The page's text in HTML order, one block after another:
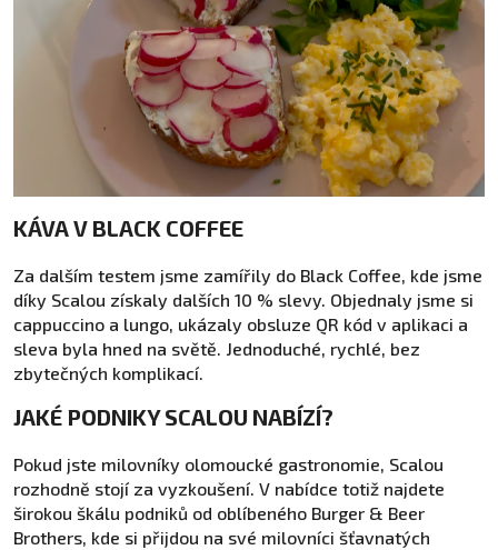
KÁVA V BLACK COFFEE
Za dalším testem jsme zamířily do Black Coffee, kde jsme
díky Scalou získaly dalších 10 % slevy. Objednaly jsme si
cappuccino a lungo, ukázaly obsluze QR kód v aplikaci a
sleva byla hned na světě. Jednoduché, rychlé, bez
zbytečných komplikací.
JAKÉ PODNIKY SCALOU NABÍZÍ?
Pokud jste milovníky olomoucké gastronomie, Scalou
rozhodně stojí za vyzkoušení. V nabídce totiž najdete
širokou škálu podniků od oblíbeného Burger & Beer
Brothers, kde si přijdou na své milovníci šťavnatých